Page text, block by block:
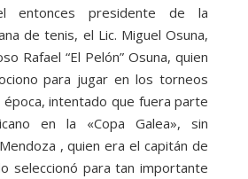
entonces presidente de la
de tenis, el Lic. Miguel Osuna,
Rafael “El Pelón” Osuna, quien
para jugar en los torneos
intentado que fuera parte
en la «Copa Galea», sin
, quien era el capitán de
seleccionó para tan importante